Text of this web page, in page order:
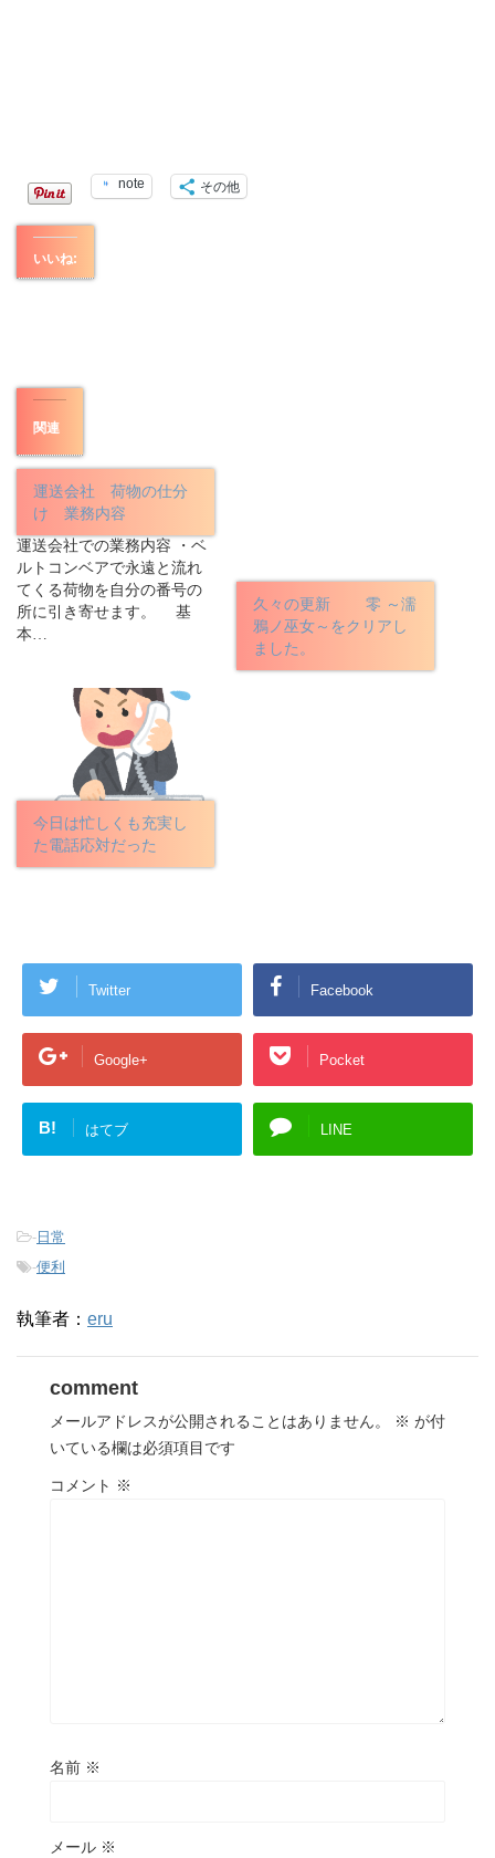
note その他
いいね:
関連
運送会社 荷物の仕分
け 業務内容
運送会社での業務内容 ・ベ
ルトコンベアで永遠と流れ
てくる荷物を自分の番号の
所に引き寄せます。 基
本…
久々の更新 零 ～濡
鴉ノ巫女～をクリアし
ました。
今日は忙しくも充実し
た電話応対だった
Twitter Facebook
Google+ Pocket
B! はてブ LINE
- 日常
-便利
執筆者： eru
comment
メールアドレスが公開されることはありません。 ※ が付
いている欄は必須項目です
コメント ※
名前 ※
メール ※